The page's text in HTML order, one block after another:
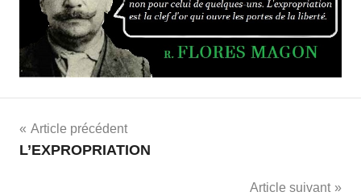
Navigation
Article précédent
L’EXPROPRIATION
Article suivant